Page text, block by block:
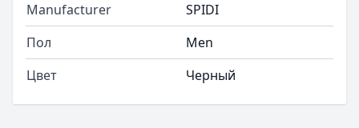
Manufacturer
SPIDI
Пол
Men
Цвет
Черный